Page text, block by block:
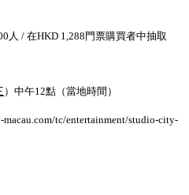
人 / 在HKD 1,288 門票購買者中抽取
）中午12點（當地時間）
tc/entertainment/studio-city-